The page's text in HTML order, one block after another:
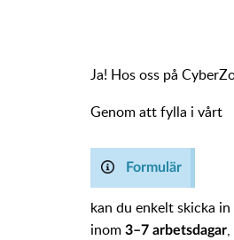
Ja! Hos oss på
Genom att fylla i vårt
Formulär
kan du enkelt skicka
inom 3–7 arbetsdagar